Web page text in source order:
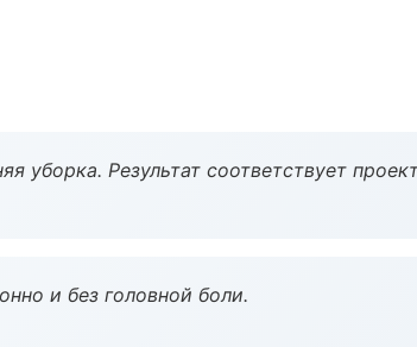
уборка. Результат соответствует
и без головной боли.